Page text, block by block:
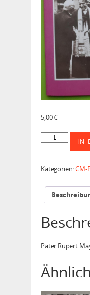
5,00€
schweigen!"
Menge
IN
Kategorien:CM-
Pater Rupert